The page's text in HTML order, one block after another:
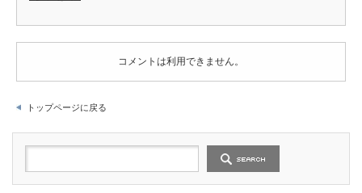
コメントは利用できません。
トップページに戻る